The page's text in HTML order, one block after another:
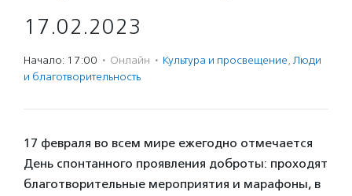
17.02.2023
Начало: 17:00 · Онлайн · Культура и просвещение, Люди
и благотвори­тель­ность
17 февраля во всем мире ежегодно отмечается
День спонтанного проявления доброты: проходят
благотворительные мероприятия и марафоны, в